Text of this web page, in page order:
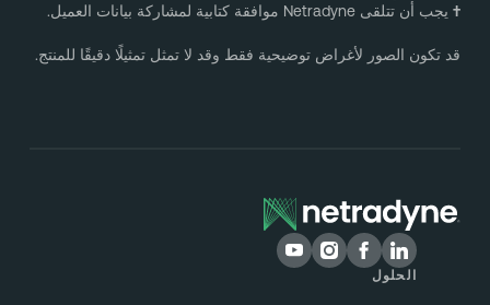
يجب أن تتلقى Netradyne موافقة كتابية لمشاركة بيانات العميل.
تكون الصور لأغراض توضيحية فقط وقد لا تمثل تمثيلًا دقيقًا للمنتج.
الحلول